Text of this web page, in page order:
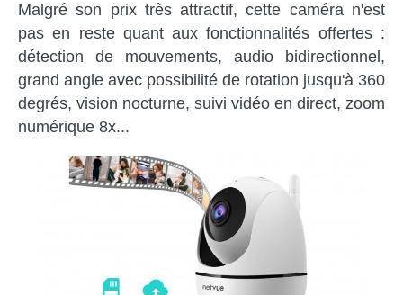
Malgré son prix très attractif, cette caméra n'est
pas en reste quant aux fonctionnalités offertes :
détection de mouvements, audio bidirectionnel,
grand angle avec possibilité de rotation jusqu'à 360
degrés, vision nocturne, suivi vidéo en direct, zoom
numérique 8x...